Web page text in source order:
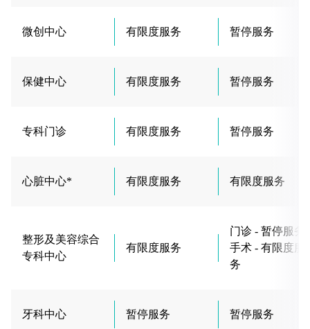
微创中心 有限度服务 暂停服务
保健中心 有限度服务 暂停服务
专科门诊 有限度服务 暂停服务
心脏中心* 有限度服务 有限度服务
整形及美容综合
专科中心
有限度服务
门诊 - 暂停服务
手术 - 有限度服
务
牙科中心 暂停服务 暂停服务